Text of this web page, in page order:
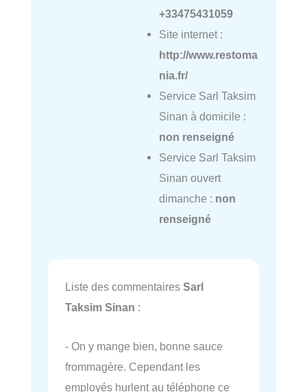
+33475431059
Site internet :
http://www.restoma
nia.fr/
Service Sarl Taksim
Sinan à domicile :
non renseigné
Service Sarl Taksim
Sinan ouvert
dimanche : non
renseigné
Liste des commentaires Sarl
Taksim Sinan :
- On y mange bien, bonne sauce
frommagère. Cependant les
employés hurlent au téléphone ce